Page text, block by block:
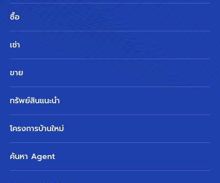
ซื้อ
เช่า
ขาย
ทรัพย์สินแนะนำ
โครงการบ้านใหม่
ค้นหา Agent